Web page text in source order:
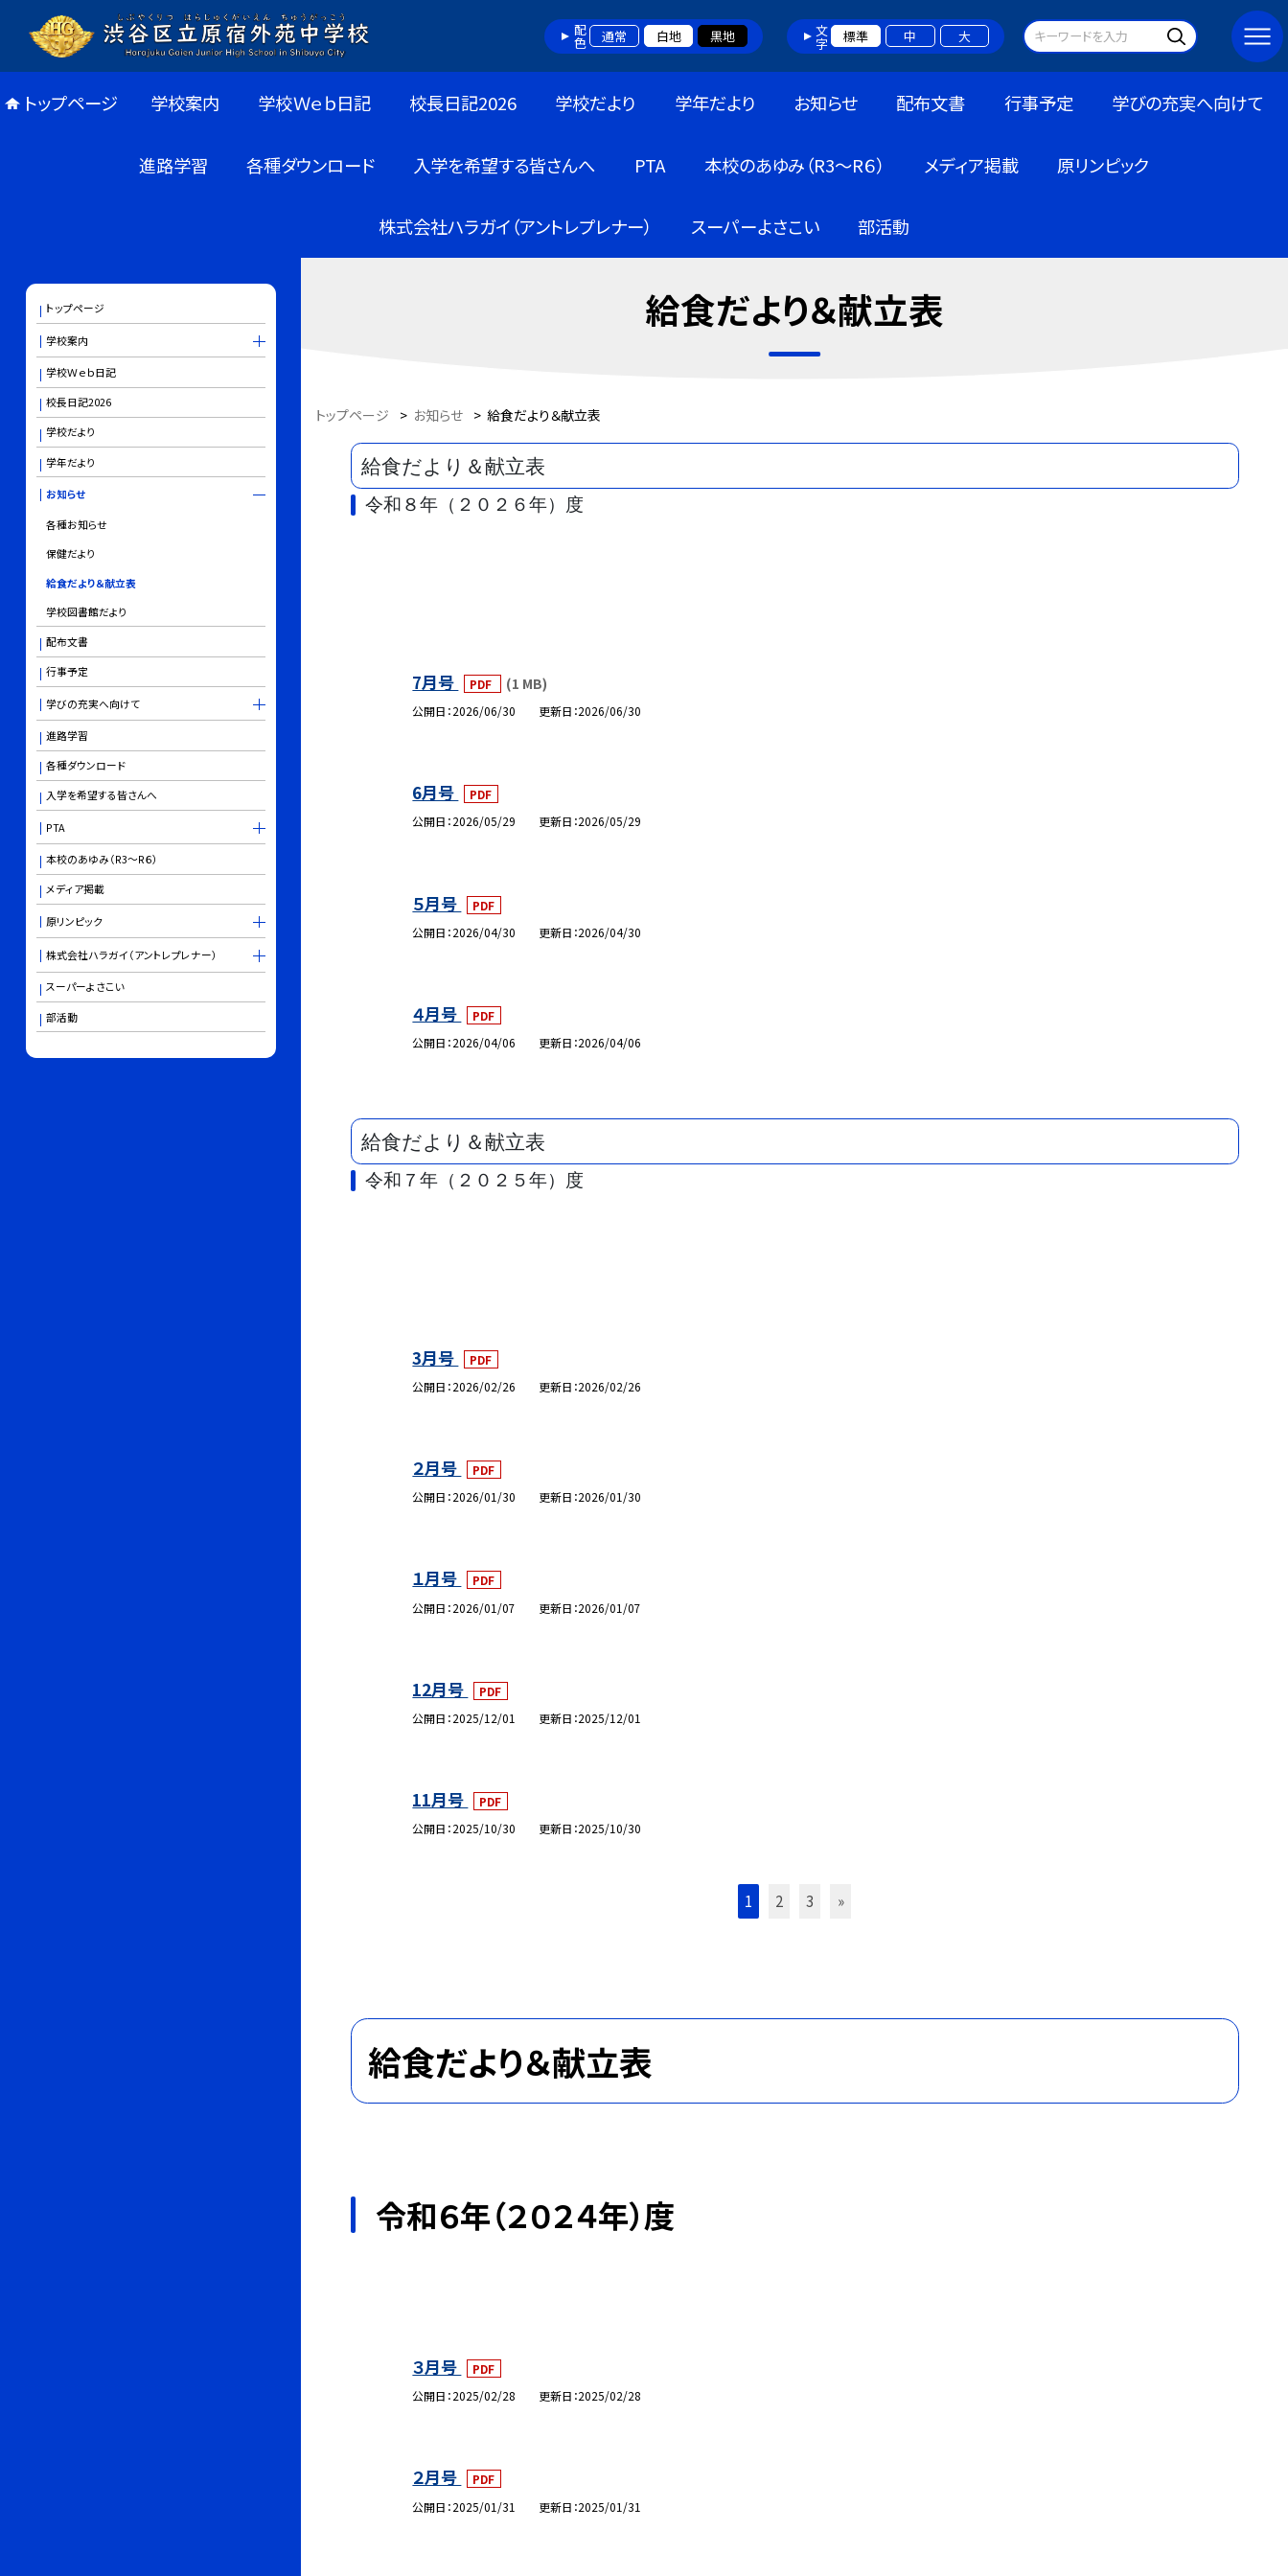
配色 通常 白地 黒地 文字 標準 中 大
トップページ 学校案内 学校Ｗｅｂ日記 校長日記2026 学校だより 学年だより お知らせ 配布文書 行事予定 学びの充実へ向けて
進路学習 各種ダウンロード 入学を希望する皆さんへ PTA 本校のあゆみ（R3～R６） メディア掲載 原リンピック
株式会社ハラガイ（アントレプレナー） スーパーよさこい 部活動
給食だより＆献立表
トップページ > お知らせ > 給食だより＆献立表
給食だより＆献立表
令和８年（２０２６年）度
7月号 PDF (1 MB)
公開日 2026/06/30 更新日 2026/06/30
6月号
PDF
公開日 2026/05/29 更新日 2026/05/29
５月号
PDF
公開日 2026/04/30 更新日 2026/04/30
４月号
PDF
公開日 2026/04/06 更新日 2026/04/06
給食だより＆献立表
令和７年（２０２５年）度
3月号
PDF
公開日 2026/02/26 更新日 2026/02/26
２月号
PDF
公開日 2026/01/30 更新日 2026/01/30
１月号
PDF
公開日 2026/01/07 更新日 2026/01/07
12月号
PDF
公開日 2025/12/01 更新日 2025/12/01
11月号
PDF
公開日 2025/10/30 更新日 2025/10/30
1 2 3 »
給食だより＆献立表
令和６年（２０２４年）度
３月号
PDF
公開日 2025/02/28 更新日 2025/02/28
２月号
PDF
公開日 2025/01/31 更新日 2025/01/31
トップページ
学校案内
学校Ｗｅｂ日記
校長日記2026
学校だより
学年だより
お知らせ
各種お知らせ
保健だより
給食だより＆献立表
学校図書館だより
配布文書
行事予定
学びの充実へ向けて
進路学習
各種ダウンロード
入学を希望する皆さんへ
PTA
本校のあゆみ（R3～R６）
メディア掲載
原リンピック
株式会社ハラガイ（アントレプレナー）
スーパーよさこい
部活動